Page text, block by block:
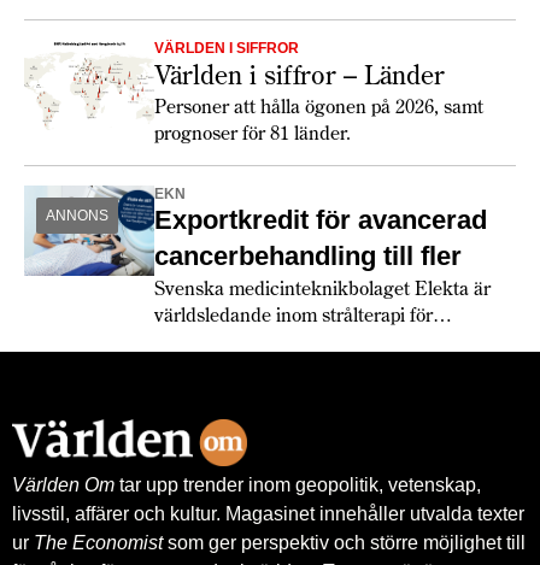
något 2026, och lönerna har utvecklats
snabbare än inflationen. De europeiska
konsumenterna verkar dock fortfarande
hålla hårt i plånboken. Största
förändringen 2026 är de ökade
försvarsanslagen och att den växande
politiska klyftan mellan USA och Europa
får europeiska länder att köpa allt mer från
europeiska leverantörer.
VÄRLDEN I SIFFROR
Världen i siffror – Länder
Personer att hålla ögonen på 2026, samt
prognoser för 81 länder.
ANNONS
EKN
Exportkredit för avancerad
cancerbehandling till fler
Svenska medicinteknikbolaget Elekta är
världsledande inom strålterapi för
Exportkreditnämnden, EKN.
Världen Om tar upp trender inom geopolitik, vetenskap,
livsstil, affärer och kultur. Magasinet innehåller utvalda texter
ur The Economistsom ger perspektiv och större möjlighet till